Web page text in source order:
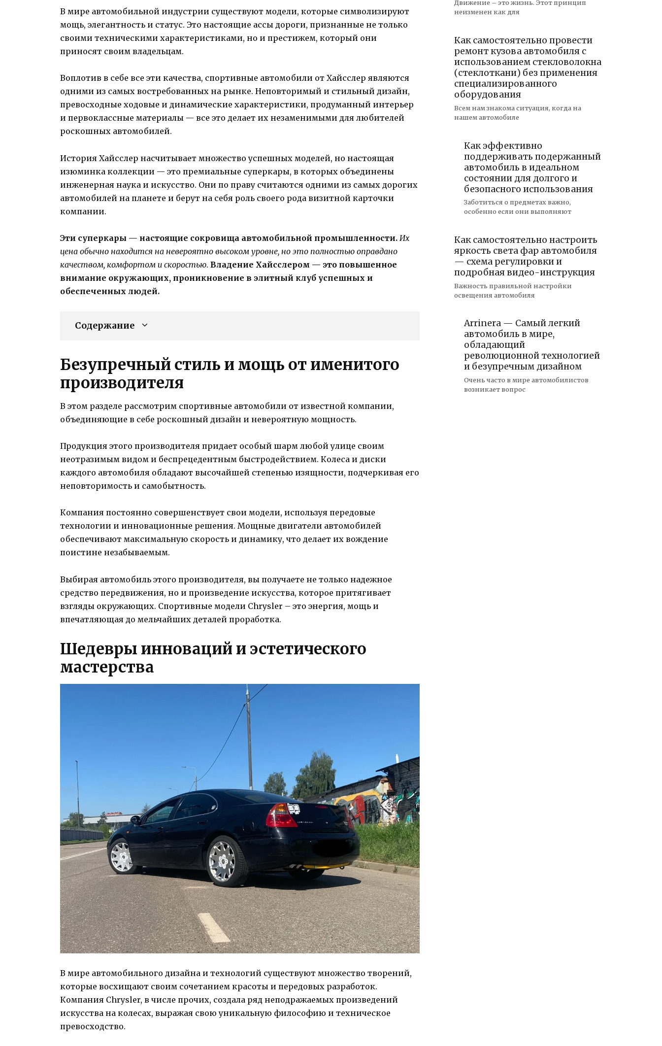
В мире автомобильной индустрии существуют модели, которые символизируют
мощь, элегантность и статус. Это настоящие ассы дороги, признанные не только
своими техническими характеристиками, но и престижем, который они
приносят своим владельцам.
Воплотив в себе все эти качества, спортивные автомобили от Хайсслер являются
одними из самых востребованных на рынке. Неповторимый и стильный дизайн,
превосходные ходовые и динамические характеристики, продуманный интерьер
и первоклассные материалы — все это делает их незаменимыми для любителей
роскошных автомобилей.
История Хайсслер насчитывает множество успешных моделей, но настоящая
изюминка коллекции — это премиальные суперкары, в которых объединены
инженерная наука и искусство. Они по праву считаются одними из самых дорогих
автомобилей на планете и берут на себя роль своего рода визитной карточки
компании.
Эти суперкары — настоящие сокровища автомобильной промышленности. Их
цена обычно находится на невероятно высоком уровне, но это полностью оправдано
качеством, комфортом и скоростью. Владение Хайсслером — это повышенное
внимание окружающих, проникновение в элитный клуб успешных и
обеспеченных людей.
Содержание
Безупречный стиль и мощь от именитого
производителя
В этом разделе рассмотрим спортивные автомобили от известной компании,
объединяющие в себе роскошный дизайн и невероятную мощность.
Продукция этого производителя придает особый шарм любой улице своим
неотразимым видом и беспрецедентным быстродействием. Колеса и диски
каждого автомобиля обладают высочайшей степенью изящности, подчеркивая его
неповторимость и самобытность.
Компания постоянно совершенствует свои модели, используя передовые
технологии и инновационные решения. Мощные двигатели автомобилей
обеспечивают максимальную скорость и динамику, что делает их вождение
поистине незабываемым.
Выбирая автомобиль этого производителя, вы получаете не только надежное
средство передвижения, но и произведение искусства, которое притягивает
взгляды окружающих. Спортивные модели Chrysler – это энергия, мощь и
впечатляющая до мельчайших деталей проработка.
Шедевры инноваций и эстетического
мастерства
В мире автомобильного дизайна и технологий существуют множество творений,
которые восхищают своим сочетанием красоты и передовых разработок.
Компания Chrysler, в числе прочих, создала ряд неподражаемых произведений
искусства на колесах, выражая свою уникальную философию и техническое
превосходство.
Движение – это жизнь. Этот принцип
неизменен как для
Как самостоятельно провести
ремонт кузова автомобиля с
использованием стекловолокна
(стеклоткани) без применения
специализированного
оборудования
Всем нам знакома ситуация, когда на
нашем автомобиле
Как эффективно
поддерживать подержанный
автомобиль в идеальном
состоянии для долгого и
безопасного использования
Заботиться о предметах важно,
особенно если они выполняют
Как самостоятельно настроить
яркость света фар автомобиля
— схема регулировки и
подробная видео-инструкция
Важность правильной настройки
освещения автомобиля
Arrinera — Самый легкий
автомобиль в мире,
обладающий
революционной технологией
и безупречным дизайном
Очень часто в мире автомобилистов
возникает вопрос